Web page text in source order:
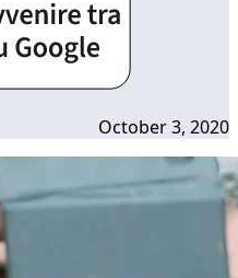
October 3, 2020